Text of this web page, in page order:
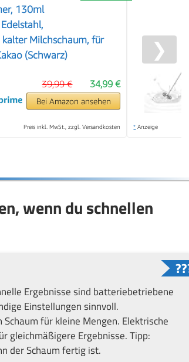
130ml
Milchschaum, für
(Schwarz)
34,99 €
39,99 €
Bei Amazon ansehen
Preis inkl. MwSt., zzgl. Versandkosten * Anzeige
❯
wenn du schnellen
Ergebnisse sind batteriebetriebene
Einstellungen sinnvoll.
für kleine Mengen. Elektrische
gleichmäßigere Ergebnisse. Tipp:
der Schaum fertig ist.